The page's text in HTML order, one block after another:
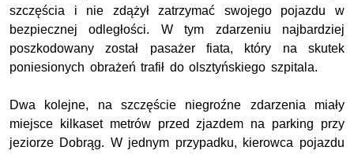
szczęścia i nie zdążył zatrzymać swojego pojazdu w
bezpiecznej odległości. W tym zdarzeniu najbardziej
poszkodowany został pasażer fiata, który na skutek
poniesionych obrażeń trafił do olsztyńskiego szpitala.
Dwa kolejne, na szczęście niegroźne zdarzenia miały
miejsce kilkaset metrów przed zjazdem na parking przy
jeziorze Dobrąg. W jednym przypadku, kierowca pojazdu